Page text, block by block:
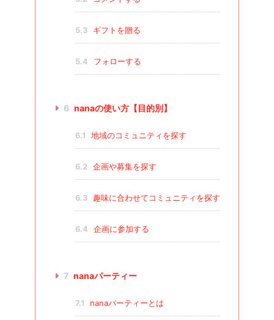
5.3 ギフトを贈る
5.4 フォローする
6 nanaの使い方【目的別】
6.1 地域のコミュニティを探す
6.2 企画や募集を探す
6.3 趣味に合わせてコミュニティを探す
6.4 企画に参加する
7 nanaパーティー
7.1 nanaパーティーとは